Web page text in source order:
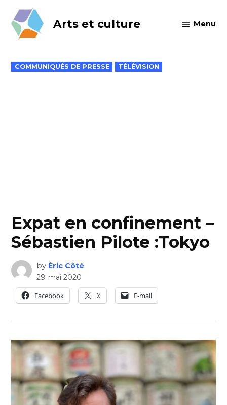
content
Arts et culture Menu
POSTED
IN
COMMUNIQUÉS DE PRESSE TÉLÉVISION
Expat en confinement –
Sébastien Pilote :Tokyo
by Éric Côté
29 mai 2020
Facebook
X E-mail